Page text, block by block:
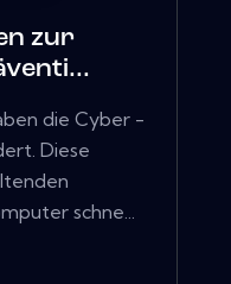
zur
die Cyber ​​-
Diese
schne...